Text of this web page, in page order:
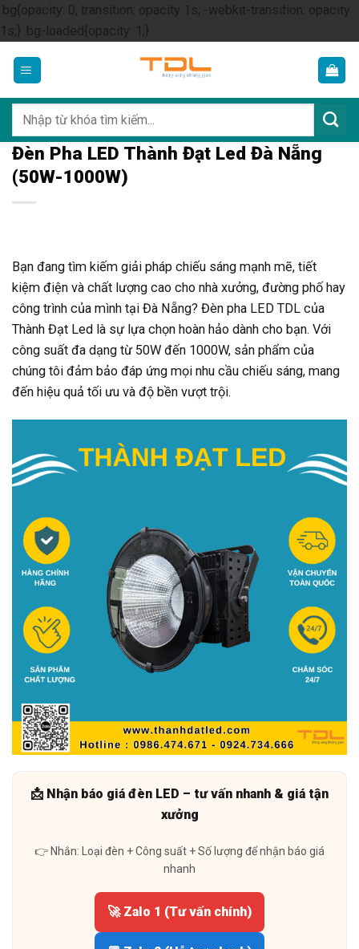
.bg{opacity: 0; transition: opacity 1s; -webkit-transition: opacity
1s;} .bg-loaded{opacity: 1;}Skip
content
kiếm:
Đèn Pha LED Thành Đạt Led Đà Nẵng
(50W-1000W)
Bạn đang tìm kiếm giải pháp chiếu sáng mạnh mẽ, tiết
kiệm điện và chất lượng cao cho nhà xưởng, đường phố hay
công trình của mình tại Đà Nẵng? Đèn pha LED TDL của
Thành Đạt Led là sự lựa chọn hoàn hảo dành cho bạn. Với
công suất đa dạng từ 50W đến 1000W, sản phẩm của
chúng tôi đảm bảo đáp ứng mọi nhu cầu chiếu sáng, mang
đến hiệu quả tối ưu và độ bền vượt trội.
📩 Nhận báo giá đèn LED – tư vấn nhanh & giá tận
xưởng
👉 Nhắn: Loại đèn + Công suất + Số lượng để nhận báo giá
nhanh
🚀 Zalo 1 (Tư vấn chính)